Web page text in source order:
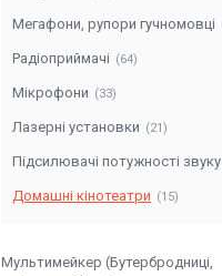
Мегафони, рупори гучномовці
Радіоприймачі 64
Мікрофони 33
Лазерні установки 21
Підсилювачі потужності звуку
Домашні кінотеатри 15
Мультимейкер (Бутербродниці,